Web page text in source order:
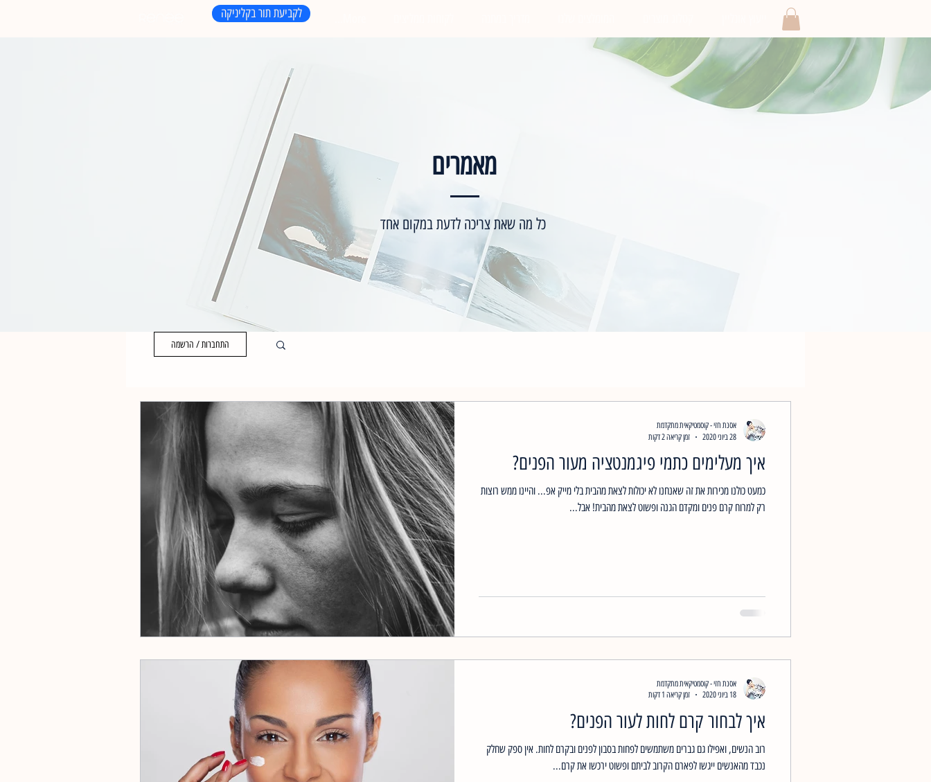
לקביעת תור בקליניקה
מאמרים
כל מה שאת צריכה לדעת במקום אחד
התחברות / הרשמה
איך מעלימים כתמי פיגמנטציה מעור הפנים?
כמעט כולנו מכירות את זה שאנחנו לא יכולות לצאת מהבית בלי מייק אפ... והיינו ממש רוצות
רק למרוח קרם פנים ומקדם הגנה ופשוט לצאת מהבית! אבל...
אסנת חזי - קוסמטיקאית מתקדמת
28 ביוני 2020
זמן קריאה 2 דקות
איך לבחור קרם לחות לעור הפנים?
רוב הנשים, ואפילו גם גברים משתמשים לפחות בסבון לפנים ובקרם לחות. אין ספק שחלק
נכבד מהאנשים ייגשו לפארם הקרוב לביתם ופשוט ירכשו את קרם...
אסנת חזי - קוסמטיקאית מתקדמת
18 ביוני 2020
זמן קריאה 1 דקות